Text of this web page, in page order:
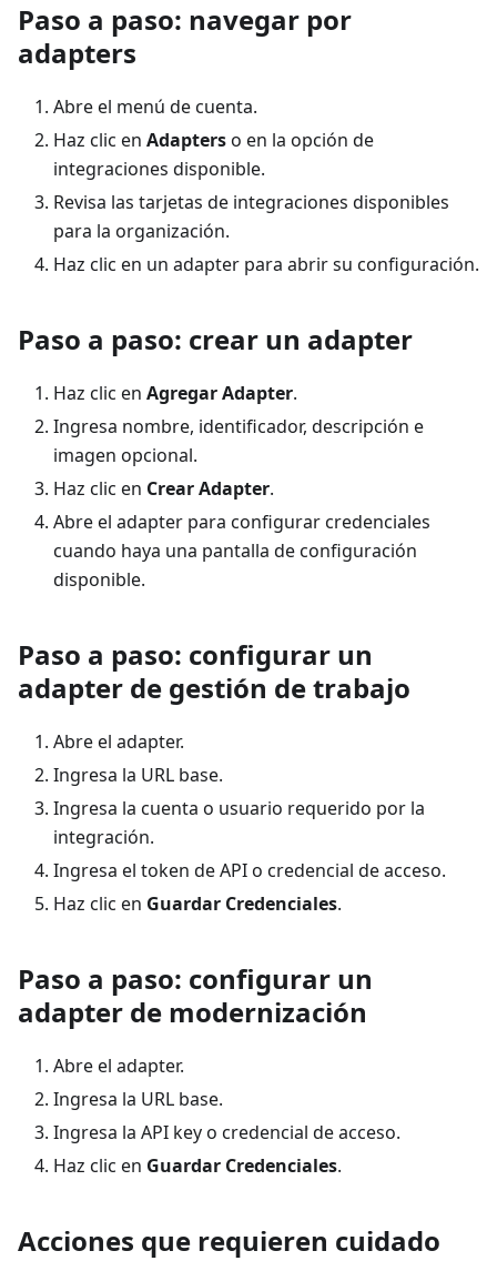
Paso a paso: navegar por
adapters
Abre el menú de cuenta.
Haz clic en Adapterso en la opción de
integraciones disponible.
Revisa las tarjetas de integraciones disponibles
para la organización.
Haz clic en un adapter para abrir su configuración.
Paso a paso: crear un adapter
Haz clic en Agregar Adapter.
Ingresa nombre, identificador, descripción e
imagen opcional.
Haz clic en Crear Adapter.
Abre el adapter para configurar credenciales
cuando haya una pantalla de configuración
disponible.
Paso a paso: configurar un
adapter de gestión de trabajo
Abre el adapter.
Ingresa la URL base.
Ingresa la cuenta o usuario requerido por la
integración.
Ingresa el token de API o credencial de acceso.
Haz clic en Guardar Credenciales.
Paso a paso: configurar un
adapter de modernización
Abre el adapter.
Ingresa la URL base.
Ingresa la API key o credencial de acceso.
Haz clic en Guardar Credenciales.
Acciones que requieren cuidado